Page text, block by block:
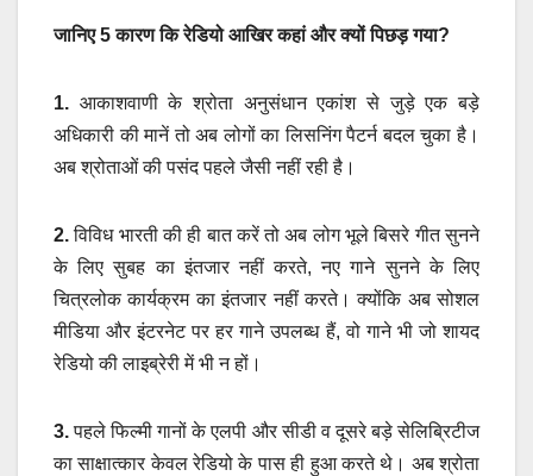
जानिए 5 कारण कि रेडियो आखिर कहां और क्यों पिछड़ गया?
1. आकाशवाणी के श्रोता अनुसंधान एकांश से जुड़े एक बड़े
अधिकारी की मानें तो अब लोगों का लिसनिंग पैटर्न बदल चुका है।
अब श्रोताओं की पसंद पहले जैसी नहीं रही है।
2.विविध भारती की ही बात करें तो अब लोग भूले बिसरे गीत सुनने
के लिए सुबह का इंतजार नहीं करते, नए गाने सुनने के लिए
चित्रलोक कार्यक्रम का इंतजार नहीं करते। क्योंकि अब सोशल
मीडिया और इंटरनेट पर हर गाने उपलब्ध हैं, वो गाने भी जो शायद
रेडियो की लाइब्रेरी में भी न हों।
3.पहले फिल्मी गानों के एलपी और सीडी व दूसरे बड़े सेलिब्रिटीज
का साक्षात्कार केवल रेडियो के पास ही हुआ करते थे। अब श्रोता